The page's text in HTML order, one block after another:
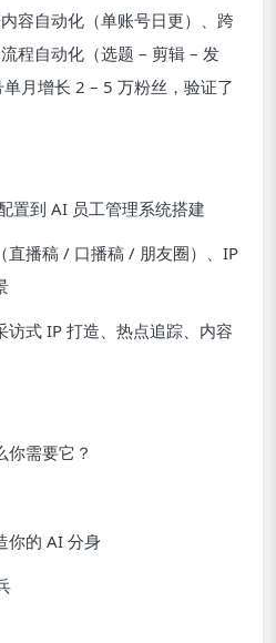
容自动化（单账号日更）、跨
程自动化（选题 – 剪辑 – 发
月增长 2 – 5 万粉丝，验证了
置到 AI 员工管理系统搭建
直播稿 / 口播稿 / 朋友圈）、IP
式 IP 打造、热点追踪、内容
你需要它？
你的 AI 分身